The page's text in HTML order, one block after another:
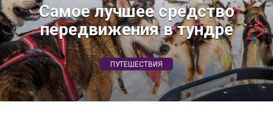
Самое лучшее средство
передвижения в тундре
ПУТЕШЕСТВИЯ